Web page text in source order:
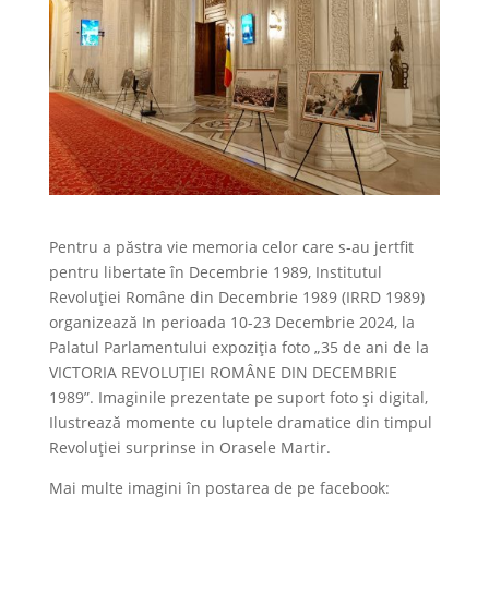
Pentru a păstra vie memoria celor care s-au jertfit
pentru libertate în Decembrie 1989, Institutul
Revoluției Române din Decembrie 1989 (IRRD 1989)
organizează In perioada 10-23 Decembrie 2024, la
Palatul Parlamentului expoziția foto „35 de ani de la
VICTORIA REVOLUȚIEI ROMÂNE DIN DECEMBRIE
1989”. Imaginile prezentate pe suport foto și digital,
Ilustrează momente cu luptele dramatice din timpul
Revoluției surprinse in Orasele Martir.
Mai multe imagini în postarea de pe facebook: